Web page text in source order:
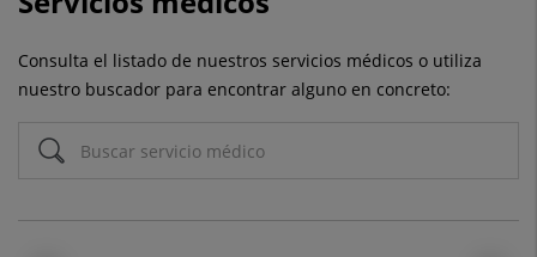
Consulta el listado de nuestros servicios médicos o utiliza
nuestro buscador para encontrar alguno en concreto: